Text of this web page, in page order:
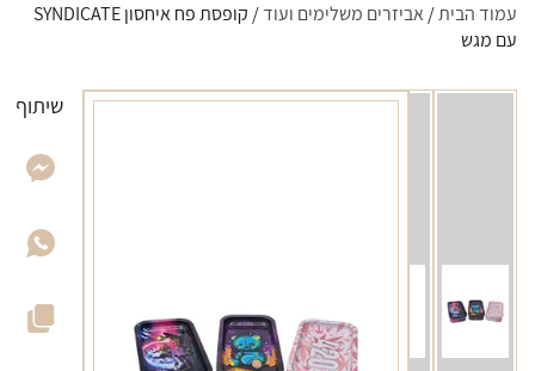
עמוד הבית/ אביזרים משלימים ועוד
/ קופסת פח איחסון SYNDICATE
עם מגש
שיתוף